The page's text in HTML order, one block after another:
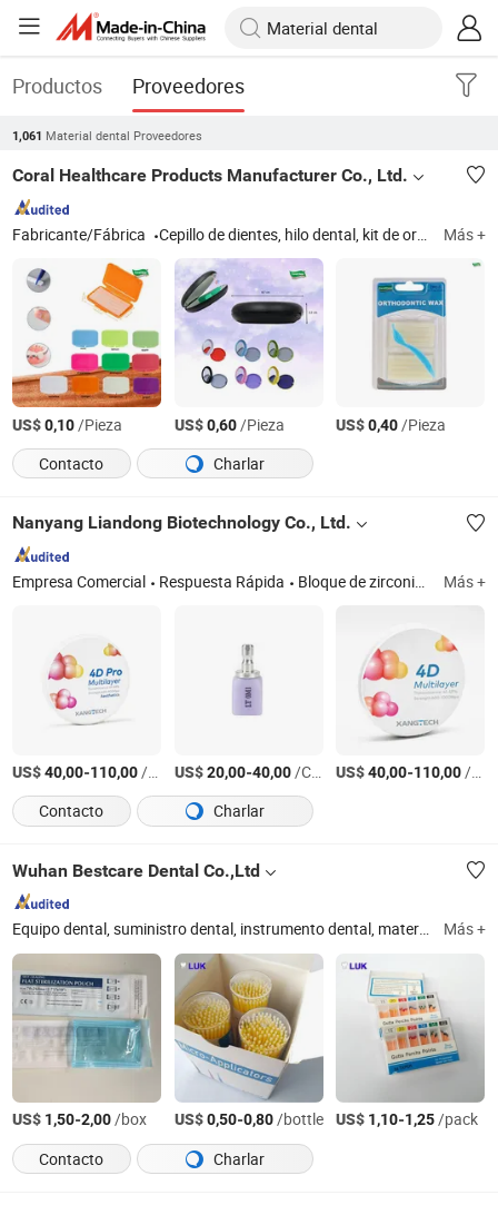
Productos Proveedores
1,061 Material dental Proveedores
Coral Healthcare Products Manufacturer Co., Ltd.
Fabricante/Fábrica Cepillo de dientes, hilo dental, kit de ortodoncia, cepillo interdental, palillo de hilo dental, limpiador de lengua, kit de cuidado dental Más +
US$0,10/Pieza US$0,60/Pieza US$0,40/Pieza
Contacto
Charlar
Nanyang Liandong Biotechnology Co., Ltd.
Empresa Comercial Respuesta Rápida Bloque de zirconia dental, bloques de disilicato de litio, discos de PMMA, fresas dentales, escáner dental 3D, horno de sinterización de zirconia, horno de porcelana dental, máquina de fresado dental Más +
US$40,00-110,00/Pieza US$20,00-40,00/Caja US$40,00-110,00/Pieza
Contacto
Charlar
Wuhan Bestcare Dental Co.,Ltd
Equipo dental, suministro dental, instrumento dental, material dental, dental, consumible dental, productos dentales, ortodoncia dental, fresas dentales, suministro médico Más +
US$ 1,50-2,00/box US$0,50-0,80/bottle US$ 1,10-1,25/pack
Contacto
Charlar